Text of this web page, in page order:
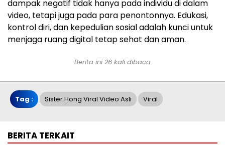
dampak negatif tidak hanya pada individu di dalam
video, tetapi juga pada para penontonnya. Edukasi,
kontrol diri, dan kepedulian sosial adalah kunci untuk
menjaga ruang digital tetap sehat dan aman.
Berita ini 26 kali dibaca
Tag : Sister Hong Viral Video Asli Viral
BERITA TERKAIT